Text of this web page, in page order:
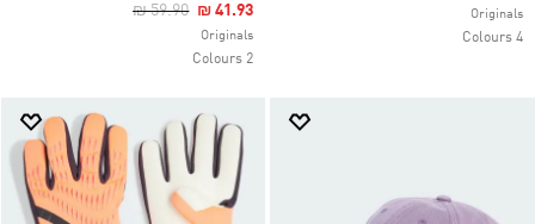
Originals
4 Colours
Price Reduced From
₪ 59.90To₪ 41.93
Originals
2 Colours